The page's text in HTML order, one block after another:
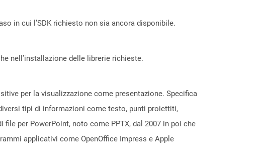
in cui l’SDK richiesto non sia ancora disponibile.
nell’installazione delle librerie richieste.
per la visualizzazione come presentazione. Specifica
tipi di informazioni come testo, punti proiettiti,
per PowerPoint, noto come PPTX, dal 2007 in poi che
applicativi come OpenOffice Impress e Apple